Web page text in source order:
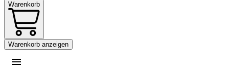
Warenkorb
Warenkorb anzeigen